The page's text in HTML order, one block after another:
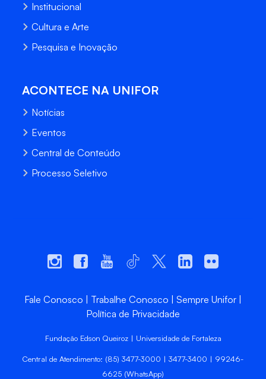
Institucional
Cultura e Arte
Pesquisa e Inovação
ACONTECE NA UNIFOR
Notícias
Eventos
Central de Conteúdo
Processo Seletivo
Fale Conosco Trabalhe Conosco
Sempre Unifor
Política de Privacidade
Fundação Edson Queiroz | Universidade de Fortaleza
Central de Atendimento: (85) 3477-3000 | 3477-3400 | 99246-
6625 (WhatsApp)